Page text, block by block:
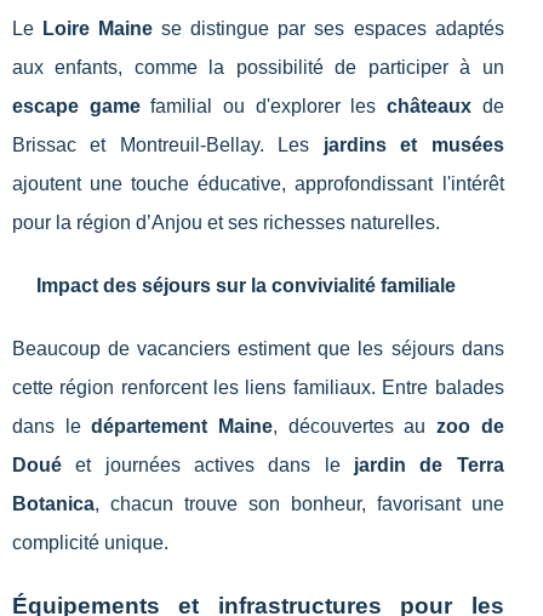
Le Loire Maine se distingue par ses espaces adaptés
aux enfants, comme la possibilité de participer à un
escape gamefamilial ou d'explorer les châteauxde
Brissac et Montreuil-Bellay. Les jardins et musées
ajoutent une touche éducative, approfondissant l'intérêt
pour la région d’Anjou et ses richesses naturelles.
Impact des séjours sur la convivialité familiale
Beaucoup de vacanciers estiment que les séjours dans
cette région renforcent les liens familiaux. Entre balades
dans ledépartement Maine, découvertes au zoo de
Doué et journées actives dans le jardin de Terra
Botanica, chacun trouve son bonheur, favorisant une
complicité unique.
Équipements et infrastructures pour les